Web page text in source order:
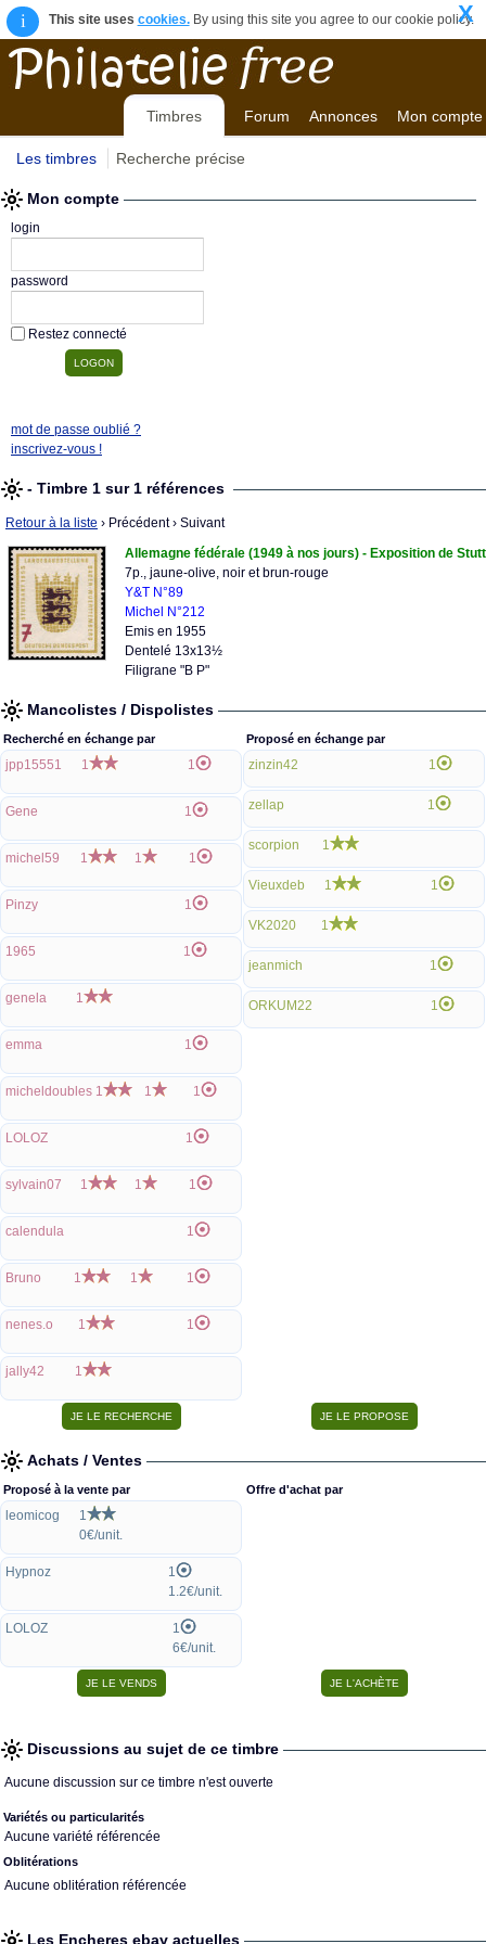
i This site uses cookies.By using this site you agree to our cookie policy.
X
Timbres Forum Annonces Mon compte
Les timbres Recherche précise
Mon compte
login
password
Restez connecté
mot de passe oublié ?
inscrivez-vous !
- Timbre 1 sur 1 références
Retour à la liste › Précédent› Suivant
Allemagne fédérale (1949 à nos jours) - Exposition de
7p., jaune-olive, noir et brun-rouge
Y&T N°89
Michel N°212
Emis en 1955
Dentelé 13x13½
Filigrane "B P"
Mancolistes / Dispolistes
Recherché en échange par
jpp15551 1 1
Gene 1
michel59 1 1 1
Pinzy 1
1965 1
genela 1
emma 1
micheldoubles 1 1 1
LOLOZ 1
sylvain07 1 1 1
calendula 1
Bruno 1 1 1
nenes.o 1 1
jally42 1
Proposé en échange par
zinzin42 1
zellap 1
scorpion 1
Vieuxdeb 1 1
VK2020 1
jeanmich 1
ORKUM22 1
Achats / Ventes
Proposé à la vente par
leomicog
1
0€/unit.
Hypnoz
1
1.2€/unit.
LOLOZ
1
6€/unit.
Offre d'achat par
Discussions au sujet de ce timbre
Aucune discussion sur ce timbre n'est ouverte
Variétés ou particularités
Aucune variété référencée
Oblitérations
Aucune oblitération référencée
Les Encheres ebay actuelles